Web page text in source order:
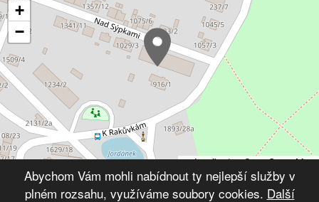
+
−
Leaflet | © OpenStreetMap
© 2026 Výchovný ústav Velké Meziříčí
Abychom Vám mohli nabídnout ty nejlepší služby v
plném rozsahu, využíváme soubory cookies. Další